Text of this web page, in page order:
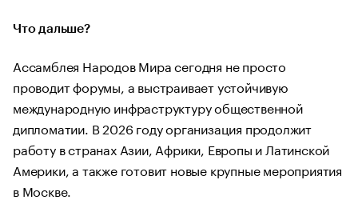
Что дальше?
Ассамблея Народов Мира сегодня не просто
проводит форумы, а выстраивает устойчивую
международную инфраструктуру общественной
дипломатии. В 2026 году организация продолжит
работу в странах Азии, Африки, Европы и Латинской
Америки, а также готовит новые крупные мероприятия
в Москве.